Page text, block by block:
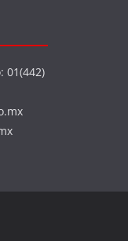
01(442)